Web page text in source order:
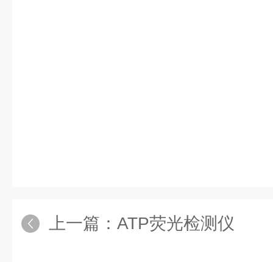
上一篇： ATP荧光检测仪